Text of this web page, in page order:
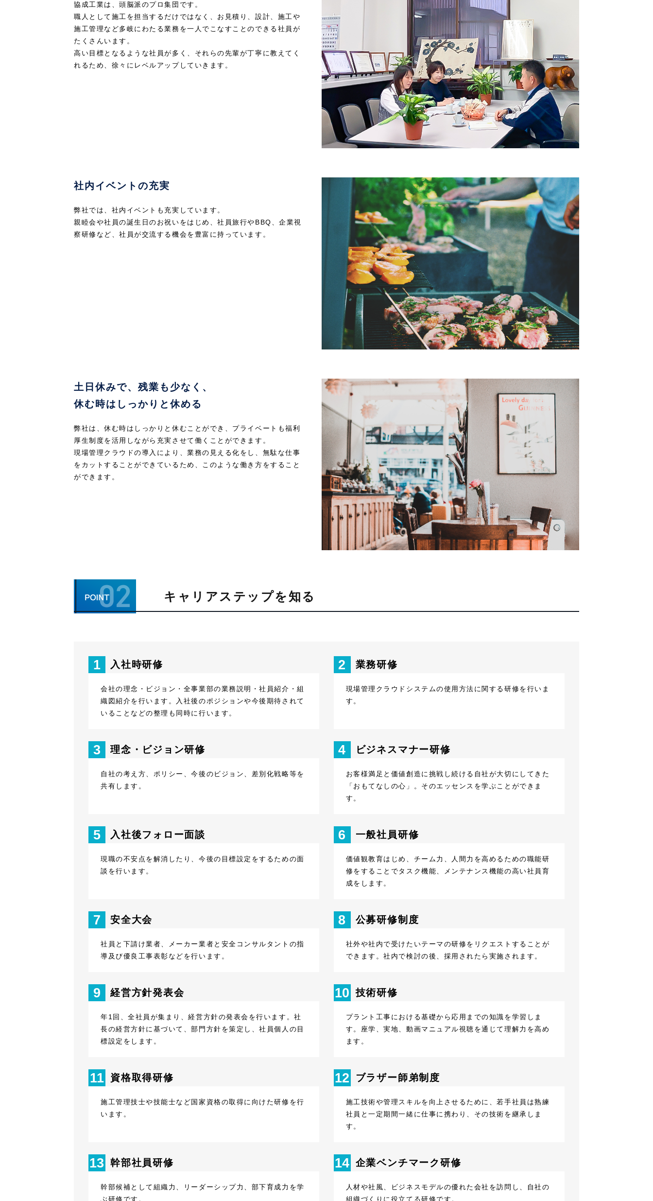
協成工業は、頭脳派のプロ集団です。
職人として施工を担当するだけではなく、お見積り、設計、施工や
施工管理など多岐にわたる業務を一人でこなすことのできる社員が
たくさんいます。
高い目標となるような社員が多く、それらの先輩が丁寧に教えてく
れるため、徐々にレベルアップしていきます。
社内イベントの充実
弊社では、社内イベントも充実しています。
親睦会や社員の誕生日のお祝いをはじめ、社員旅行やBBQ、企業視
察研修など、社員が交流する機会を豊富に持っています。
土日休みで、残業も少なく、
休む時はしっかりと休める
弊社は、休む時はしっかりと休むことができ、プライベートも福利
厚生制度を活用しながら充実させて働くことができます。
現場管理クラウドの導入により、業務の見える化をし、無駄な仕事
をカットすることができているため、このような働き方をすること
ができます。
キャリアステップを知る
1 入社時研修
会社の理念・ビジョン・全事業部の業務説明・社員紹介・組
織図紹介を行います。入社後のポジションや今後期待されて
いることなどの整理も同時に行います。
2 業務研修
現場管理クラウドシステムの使用方法に関する研修を行いま
す。
3 理念・ビジョン研修
自社の考え方、ポリシー、今後のビジョン、差別化戦略等を
共有します。
4 ビジネスマナー研修
お客様満足と価値創造に挑戦し続ける自社が大切にしてきた
「おもてなしの心」。そのエッセンスを学ぶことができま
す。
5 入社後フォロー面談
現職の不安点を解消したり、今後の目標設定をするための面
談を行います。
6 一般社員研修
価値観教育はじめ、チーム力、人間力を高めるための職能研
修をすることでタスク機能、メンテナンス機能の高い社員育
成をします。
7 安全大会
社員と下請け業者、メーカー業者と安全コンサルタントの指
導及び優良工事表彰などを行います。
8 公募研修制度
社外や社内で受けたいテーマの研修をリクエストすることが
できます。社内で検討の後、採用されたら実施されます。
9 経営方針発表会
年1回、全社員が集まり、経営方針の発表会を行います。社
長の経営方針に基づいて、部門方針を策定し、社員個人の目
標設定をします。
10 技術研修
プラント工事における基礎から応用までの知識を学習しま
す。座学、実地、動画マニュアル視聴を通じて理解力を高め
ます。
11 資格取得研修
施工管理技士や技能士など国家資格の取得に向けた研修を行
います。
12 ブラザー師弟制度
施工技術や管理スキルを向上させるために、若手社員は熟練
社員と一定期間一緒に仕事に携わり、その技術を継承しま
す。
13 幹部社員研修
幹部候補として組織力、リーダーシップ力、部下育成力を学
ぶ研修です。
14 企業ベンチマーク研修
人材や社風、ビジネスモデルの優れた会社を訪問し、自社の
組織づくりに役立てる研修です。